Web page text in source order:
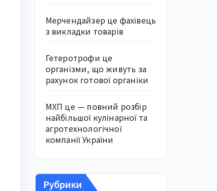
Мерчендайзер це фахівець
з викладки товарів
Гетеротрофи це
організми, що живуть за
рахунок готової органіки
МХП це — повний розбір
найбільшої кулінарної та
агротехнологічної
компанії України
Рубрики